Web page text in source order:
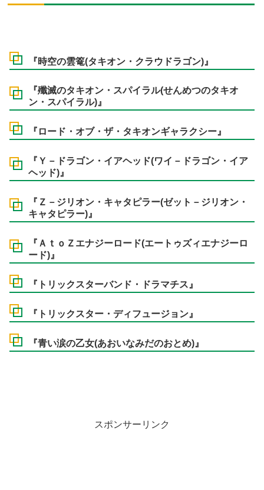
『時空の雲篭(タキオン・クラウドラゴン)』
『殲滅のタキオン・スパイラル(せんめつのタキオ
ン・スパイラル)』
『ロード・オブ・ザ・タキオンギャラクシー』
『Ｙ－ドラゴン・イアヘッド(ワイ－ドラゴン・イア
ヘッド)』
『Ｚ－ジリオン・キャタピラー(ゼット－ジリオン・
キャタピラー)』
『ＡｔｏＺエナジーロード(エートゥズィエナジーロ
ード)』
『トリックスターバンド・ドラマチス』
『トリックスター・ディフュージョン』
『青い涙の乙女(あおいなみだのおとめ)』
スポンサーリンク